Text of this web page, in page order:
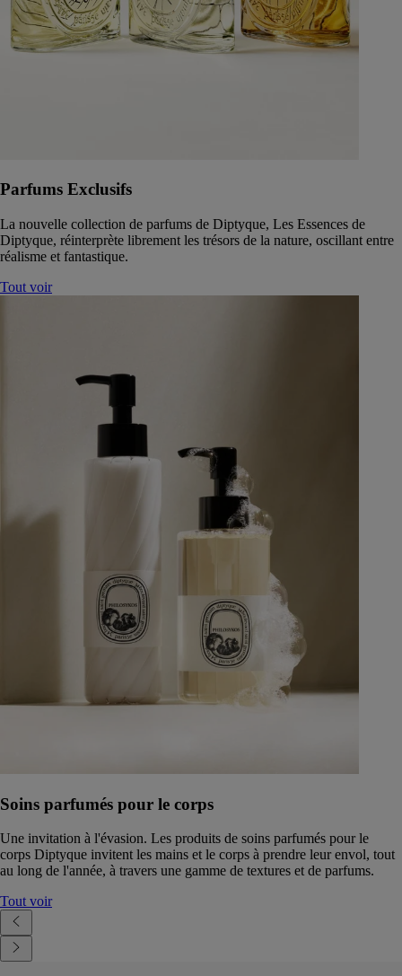
Parfums Exclusifs
La nouvelle collection de parfums de Diptyque, Les Essences de
Diptyque, réinterprète librement les trésors de la nature, oscillant entre
réalisme et fantastique.
Tout voir
Soins parfumés pour le corps
Une invitation à l'évasion. Les produits de soins parfumés pour le
corps Diptyque invitent les mains et le corps à prendre leur envol, tout
au long de l'année, à travers une gamme de textures et de parfums.
Tout voir